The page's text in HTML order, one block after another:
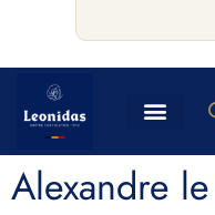
Alexandre